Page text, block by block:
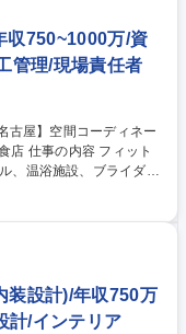
も可能。（変更の範囲）
収750~1000万/資
管理/現場責任者
ット
、温浴施設、ブライダ
を手がける当社で、空間
との打ち合わせ･計画表
進捗確認 【クライアン
％■設計から施工まで一
度/1案件、並行案件数：
装設計)/年収750万
計/インテリア